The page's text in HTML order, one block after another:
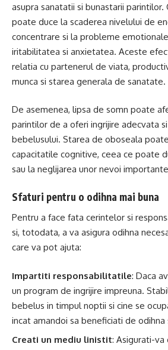
asupra sanatatii si bunastarii parintilor.
poate duce la scaderea nivelului de
concentrare si la probleme
iritabilitatea si anxietatea. Aceste
relatia cu partenerul de viata,
munca si starea generala de sanatate.
De asemenea, lipsa de somn poate
parintilor de a oferi ingrijire adecvata
bebelusului. Starea de oboseala
capacitatile cognitive, ceea ce poate
sau la neglijarea unor nevoi
Sfaturi pentru o odihna mai buna
Pentru a face fata cerintelor si
si, totodata, a va asigura odihna
care va pot ajuta:
Impartiti responsabilitatile: Daca
un program de ingrijire impreuna.
bebelus in timpul noptii si cine se
incat amandoi sa beneficiati de odihna
Creati un mediu linistit: Asigurati-